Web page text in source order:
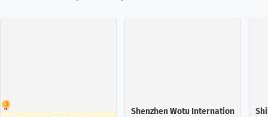
Shenzhen Wotu Internation